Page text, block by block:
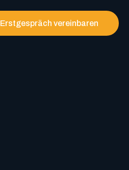
Erstgespräch vereinbaren